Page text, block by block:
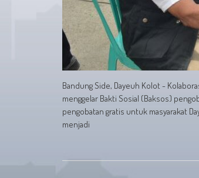
Bandung Side, Dayeuh Kolot -
menggelar Bakti Sosial (Baksos)
pengobatan gratis untuk masyarakat
menjadi